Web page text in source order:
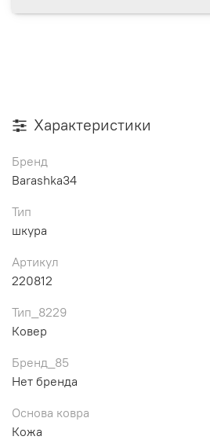
Характеристики
Бренд
Barashka34
Тип
шкура
Артикул
220812
Тип_8229
Ковер
Бренд_85
Нет бренда
Основа ковра
Кожа